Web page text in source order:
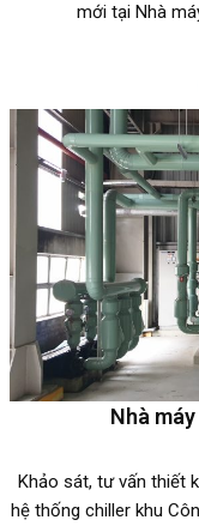
mới tại Nhà
Nhà
Khảo sát, tư vấn thiết
hệ thống chiller khu